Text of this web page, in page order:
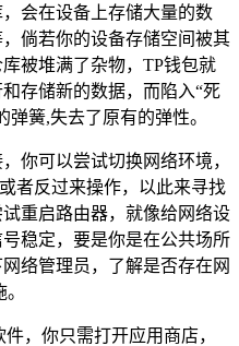
会在设备上存储大量的数
倘若你的设备存储空间被其
被堆满了杂物，TP钱包就
存储新的数据，而陷入“死
簧,失去了原有的弹性。
你可以尝试切换网络环境，
者反过来操作，以此来寻找
重启路由器，就像给网络设
稳定，要是你是在公共场所
络管理员，了解是否存在网
，你只需打开应用商店，